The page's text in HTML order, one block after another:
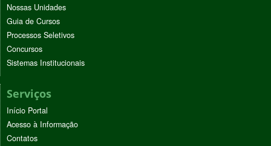
Nossas Unidades
Guia de Cursos
Processos Seletivos
Concursos
Sistemas Institucionais
Serviços
Início Portal
Acesso à Informação
Contatos